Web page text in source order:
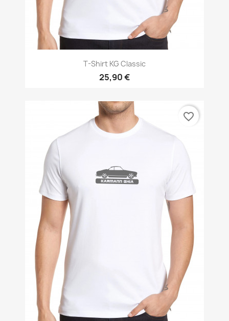
T-Shirt KG Classic
25,90 €
favorite_border